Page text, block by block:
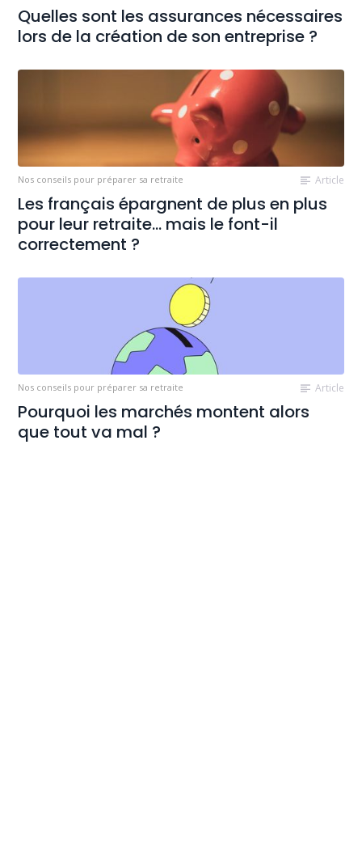
Quelles sont les assurances nécessaires
lors de la création de son entreprise ?
Nos conseils pour préparer sa retraite Article
Les français épargnent de plus en plus
pour leur retraite… mais le font-il
correctement ?
Nos conseils pour préparer sa retraite Article
Pourquoi les marchés montent alors
que tout va mal ?